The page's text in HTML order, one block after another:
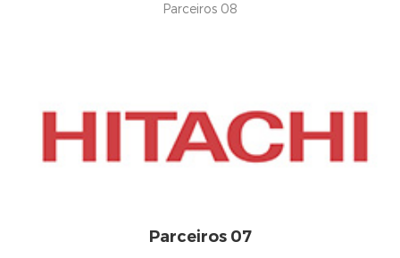
Parceiros 08
Parceiros 07